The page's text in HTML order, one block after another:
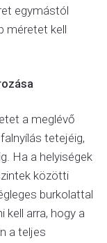
egymástól
méretet kell
a meglévő
tetejéig,
Ha a helyiségek
közötti
burkolattal
kell arra, hogy a
a teljes